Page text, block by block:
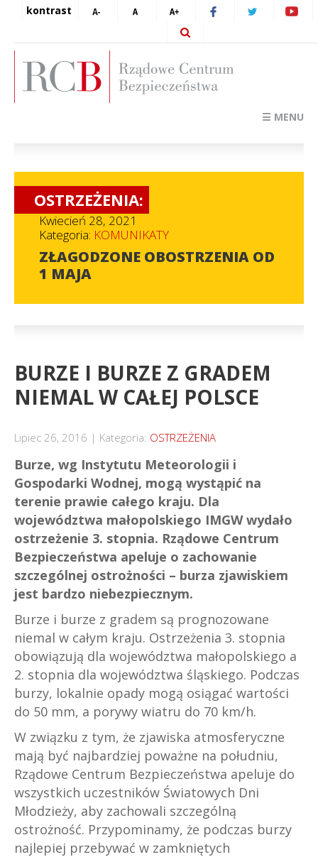
kontrast
☰ MENU
OSTRZEŻENIA:
Kwiecień 28, 2021
Kategoria: KOMUNIKATY
ZŁAGODZONE OBOSTRZENIA OD
1 MAJA
BURZE I BURZE Z GRADEM
NIEMAL W CAŁEJ POLSCE
Lipiec 26, 2016 Kategoria: OSTRZEŻENIA
Burze, wg Instytutu Meteorologii i
Gospodarki Wodnej, mogą wystąpić na
terenie prawie całego kraju. Dla
województwa małopolskiego IMGW wydało
ostrzeżenie 3. stopnia. Rządowe Centrum
Bezpieczeństwa apeluje o zachowanie
szczególnej ostrożności – burza zjawiskiem
jest bardzo niebezpiecznym.
Burze i burze z gradem są prognozowane
niemal w całym kraju. Ostrzeżenia 3. stopnia
obowiązują dla województwa małopolskiego a
2. stopnia dla województwa śląskiego. Podczas
burzy, lokalnie opady mogą osiągać wartości
do 50 mm, a porywy wiatru do 70 km/h.
W związku z tym, że zjawiska atmosferyczne
mają być najbardziej poważne na południu,
Rządowe Centrum Bezpieczeństwa apeluje do
wszystkich uczestników Światowych Dni
Młodzieży, aby zachowali szczególną
ostrożność. Przypominamy, że podczas burzy
najlepiej przebywać w zamkniętych